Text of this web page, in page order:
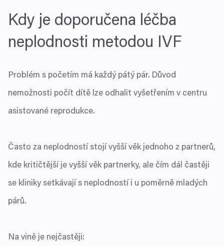
Kdy je doporučena léčba
neplodnosti metodou IVF
Problém s početím má každý pátý pár. Důvod
nemožnosti počít dítě lze odhalit vyšetřením v centru
asistované reprodukce.
Často za neplodností stojí vyšší věk jednoho z partnerů,
kde kritičtější je vyšší věk partnerky, ale čím dál častěji
se kliniky setkávají s neplodností i u poměrně mladých
párů.
Na vině je nejčastěji: